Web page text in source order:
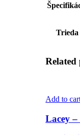
Trieda
Related
Add to
Lacey –